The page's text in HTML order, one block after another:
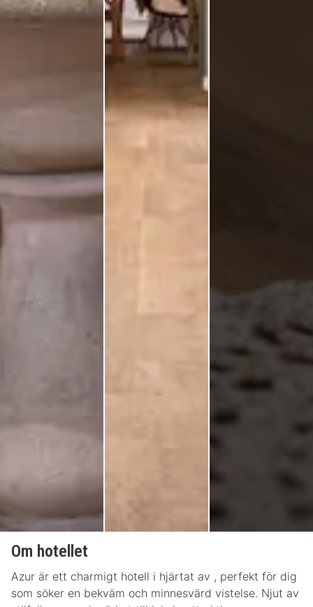
Om hotellet
Azur är ett charmigt hotell i hjärtat av , perfekt för dig
som söker en bekväm och minnesvärd vistelse. Njut av